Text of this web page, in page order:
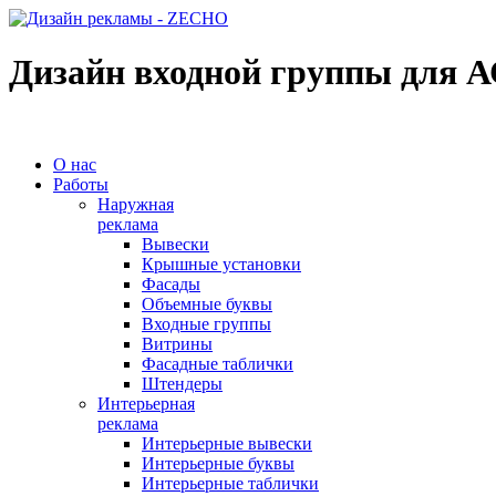
Дизайн входной группы для
О нас
Работы
Наружная
реклама
Вывески
Крышные установки
Фасады
Объемные буквы
Входные группы
Витрины
Фасадные таблички
Штендеры
Интерьерная
реклама
Интерьерные вывески
Интерьерные буквы
Интерьерные таблички